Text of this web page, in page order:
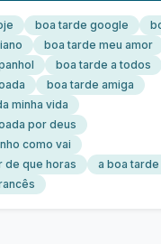
boa tarde google
boa tarde meu amor
boa tarde a todos
boa tarde amiga
minha vida
por deus
como vai
de que horas
a boa